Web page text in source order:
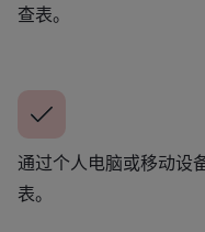
查表。
通过个人电脑或移动设
表。